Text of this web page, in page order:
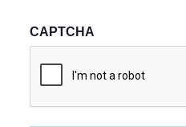
CAPTCHA